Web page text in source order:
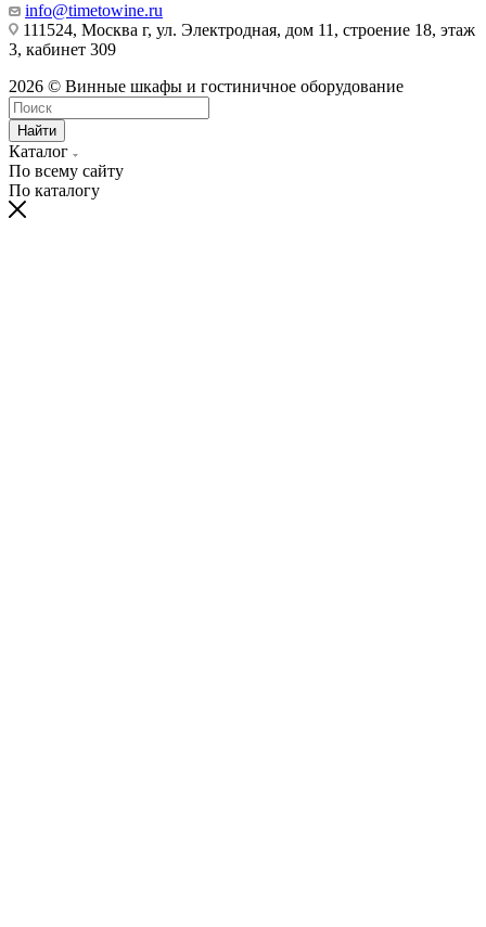
info@timetowine.ru
111524, Москва г, ул. Электродная, дом 11, строение 18, этаж
3, кабинет 309
2026 © Винные шкафы и гостиничное оборудование
Найти
Каталог
По всему сайту
По каталогу